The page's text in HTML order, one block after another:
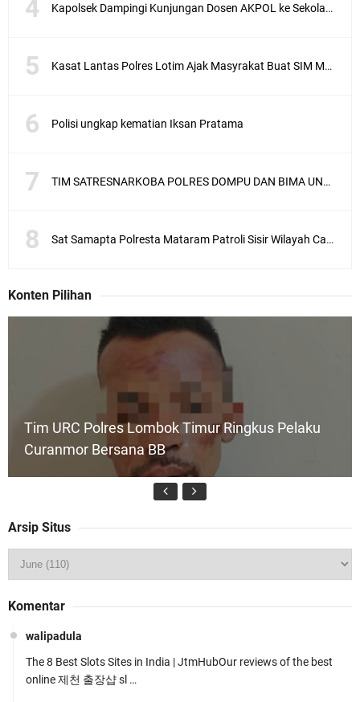
Kapolsek Dampingi Kunjungan Dosen AKPOL ke Sekolah Rakyat Gunungsari
Kasat Lantas Polres Lotim Ajak Masyrakat Buat SIM Melalui SATPAS Bukan Calo
Polisi ungkap kematian Iksan Pratama
TIM SATRESNARKOBA POLRES DOMPU DAN BIMA UNGKAP KASUS NARKOBA VIA JASA PENGIRIMAN BARANG JNE
Sat Samapta Polresta Mataram Patroli Sisir Wilayah Cakranegara
Konten Pilihan
Tim URC Polres Lombok Timur Ringkus Pelaku
Curanmor Bersana BB
Pesan Kamtibmas
Arsip Situs
Komentar
walipadula
The 8 Best Slots Sites in India | JtmHubOur reviews of the best
online 제천 출장샵 sl …